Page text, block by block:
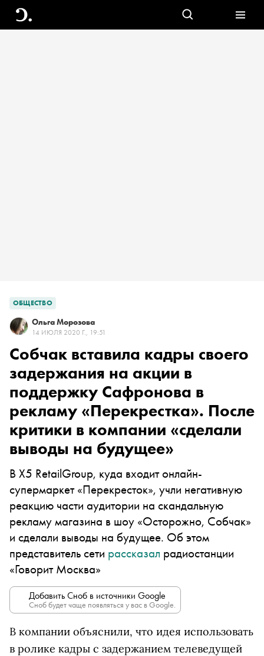
ОБЩЕСТВО
Ольга Морозова
14 ИЮЛЯ 2020 Г., 19:51
Собчак вставила кадры своего
задержания на акции в
поддержку Сафронова в
рекламу «Перекрестка». После
критики в компании «сделали
выводы на будущее»
В X5 RetailGroup, куда входит онлайн-
супермаркет «Перекресток», учли негативную
реакцию части аудитории на скандальную
рекламу магазина в шоу «Осторожно, Собчак»
и сделали выводы на будущее. Об этом
представитель сети рассказал радиостанции
«Говорит Москва»
Добавить Сноб в источники Google
Сноб будет чаще появляться у вас в Google.
В компании объяснили, что идея использовать
в ролике кадры с задержанием телеведущей